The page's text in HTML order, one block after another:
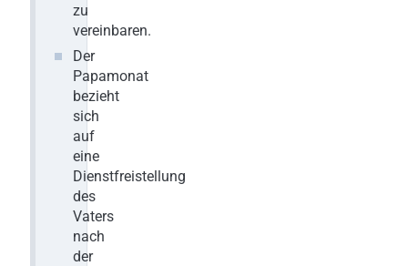
zu
vereinbaren.
Der
Papamonat
bezieht
sich
auf
eine
Dienstfreistellung
des
Vaters
nach
der